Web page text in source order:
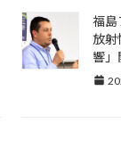
福島
放射
響」